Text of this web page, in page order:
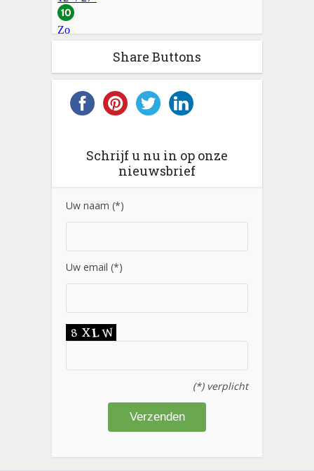
Share Buttons
Schrijf u nu in op onze
nieuwsbrief
Uw naam (*)
Uw email (*)
(*) verplicht